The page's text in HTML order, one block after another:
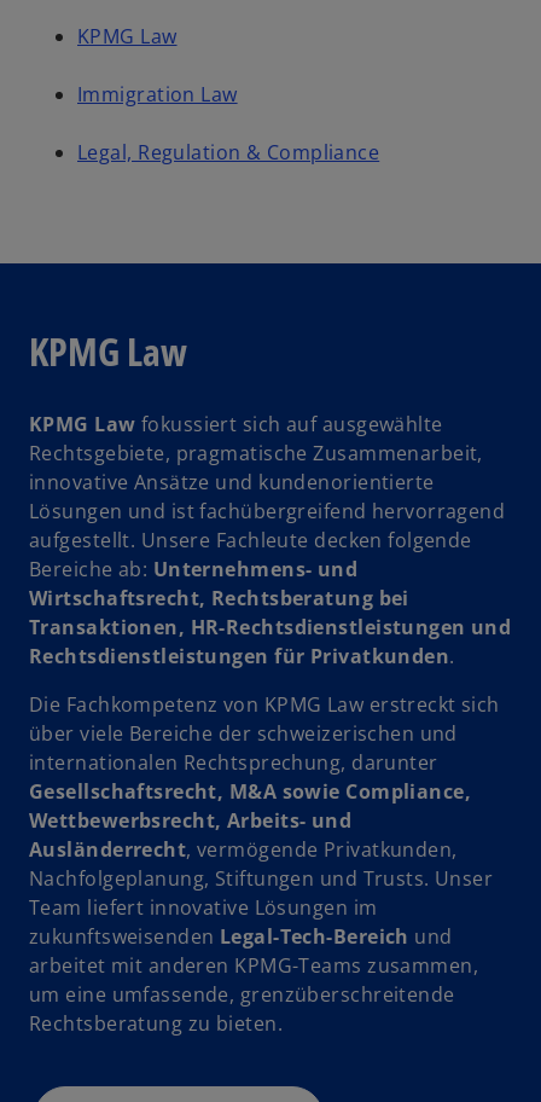
KPMG Law
Immigration Law
Legal, Regulation & Compliance
KPMG Law
KPMG Law fokussiert sich auf ausgewählte
Rechtsgebiete, pragmatische Zusammenarbeit,
innovative Ansätze und kundenorientierte
Lösungen und ist fachübergreifend hervorragend
aufgestellt. Unsere Fachleute decken folgende
Bereiche ab: Unternehmens- und
Wirtschaftsrecht, Rechtsberatung bei
Transaktionen, HR-Rechtsdienstleistungen und
Rechtsdienstleistungen für Privatkunden.
Die Fachkompetenz von KPMG Law erstreckt sich
über viele Bereiche der schweizerischen und
internationalen Rechtsprechung, darunter
Gesellschaftsrecht, M&A sowie Compliance,
Wettbewerbsrecht, Arbeits- und
Ausländerrecht, vermögende Privatkunden,
Nachfolgeplanung, Stiftungen und Trusts. Unser
Team liefert innovative Lösungen im
zukunftsweisenden Legal-Tech-Bereich und
arbeitet mit anderen KPMG-Teams zusammen,
um eine umfassende, grenzüberschreitende
Rechtsberatung zu bieten.
w
ir
i
n
e
i
n
e
r
n
e
u
e
n
e